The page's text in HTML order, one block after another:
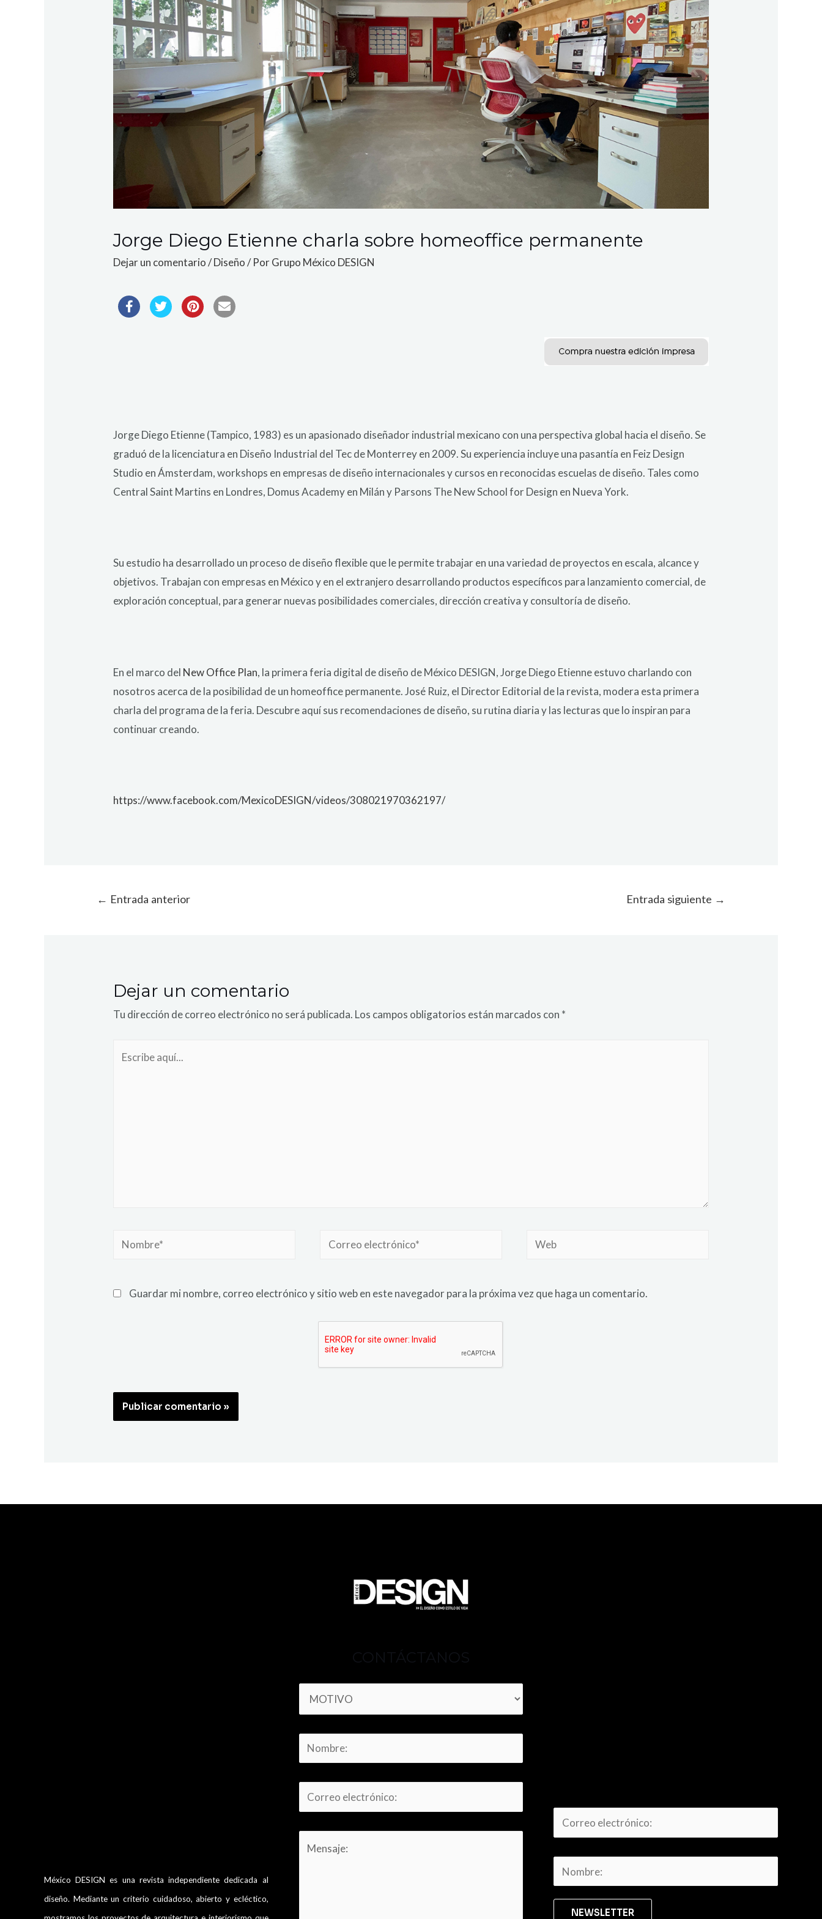
Jorge Diego Etienne charla sobre homeoffice permanente
Dejar un comentario /Diseño/ PorGrupo México DESIGN
Jorge Diego Etienne (Tampico, 1983) es un apasionado diseñador industrial mexicano con una perspectiva global hacia el diseño. Se
graduó de la licenciatura en Diseño Industrial del Tec de Monterrey en 2009. Su experiencia incluye una pasantía en Feiz Design
Studio en Ámsterdam, workshops en empresas de diseño internacionales y cursos en reconocidas escuelas de diseño. Tales como
Central Saint Martins en Londres, Domus Academy en Milán y Parsons The New School for Design en Nueva York.
Su estudio ha desarrollado un proceso de diseño flexible que le permite trabajar en una variedad de proyectos en escala, alcance y
objetivos. Trabajan con empresas en México y en el extranjero desarrollando productos específicos para lanzamiento comercial, de
exploración conceptual, para generar nuevas posibilidades comerciales, dirección creativa y consultoría de diseño.
En el marco del New Office Plan, la primera feria digital de diseño de México DESIGN, Jorge Diego Etienne estuvo charlando con
nosotros acerca de la posibilidad de un homeoffice permanente. José Ruiz, el Director Editorial de la revista, modera esta primera
charla del programa de la feria. Descubre aquí sus recomendaciones de diseño, su rutina diaria y las lecturas que lo inspiran para
continuar creando.
https://www.facebook.com/MexicoDESIGN/videos/308021970362197/
← Entrada anterior Entrada siguiente →
Dejar un comentario
Tu dirección de correo electrónico no será publicada. Los campos obligatorios están marcados con *
Guardar mi nombre, correo electrónico y sitio web en este navegador para la próxima vez que haga un comentario.
México DESIGN es una revista independiente dedicada al
diseño. Mediante un criterio cuidadoso, abierto y ecléctico,
CONTÁCTANOS